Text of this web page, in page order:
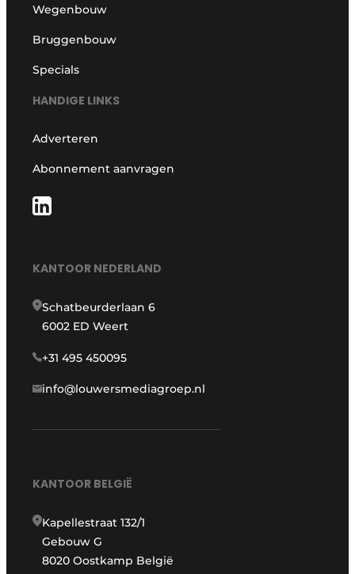
Wegenbouw
Bruggenbouw
Specials
HANDIGE LINKS
Adverteren
Abonnement aanvragen
KANTOOR NEDERLAND
Schatbeurderlaan 6
6002 ED Weert
+31 495 450095
info@louwersmediagroep.nl
KANTOOR BELGIË
Kapellestraat 132/1
Gebouw G
8020 Oostkamp België